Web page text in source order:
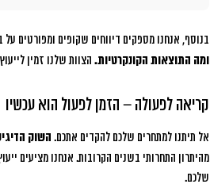
בנוסף, אנחנו מספקים דיווחים שקופים ומפורטים על
ומה התוצאות הקונקרטיות. הצוות שלנו זמין
קריאה לפעולה – הזמן לפעול הוא עכשיו
אל תיתנו למתחרים שלכם להקדים אתכם. השוק
מהיתרון התחרותי בשנים הקרובות. אנחנו מציעים
שלכם.